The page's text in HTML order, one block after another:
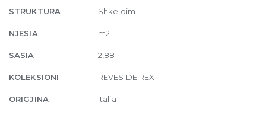
STRUKTURA Shkelqim
NJESIA m2
SASIA 2,88
KOLEKSIONI REVES DE REX
ORIGJINA Italia